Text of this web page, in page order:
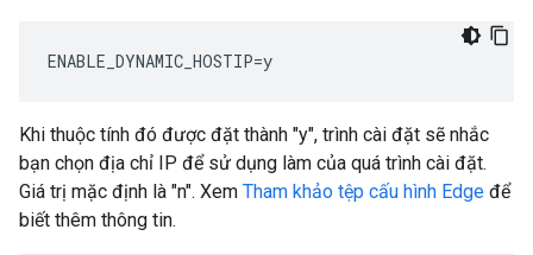
ENABLE_DYNAMIC_HOSTIP=y
Khi thuộc tính đó được đặt thành "y", trình cài đặt sẽ nhắc
bạn chọn địa chỉ IP để sử dụng làm của quá trình cài đặt.
Giá trị mặc định là "n". Xem Tham khảo tệp cấu hình Edge để
biết thêm thông tin.